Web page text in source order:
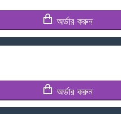
অর্ডার করুন
অর্ডার করুন